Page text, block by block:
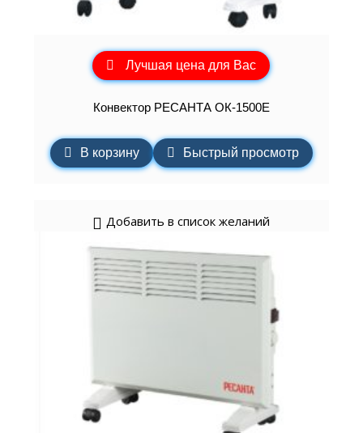
Лучшая цена для Вас
Конвектор РЕСАНТА ОК-1500Е
В корзину Быстрый просмотр
Добавить в список желаний